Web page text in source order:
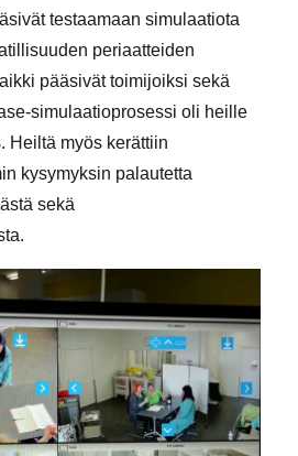
testaamaan simulaatiota
periaatteiden
pääsivät toimijoiksi sekä
simulaatioprosessi oli heille
Heiltä myös kerättiin
kysymyksin palautetta
sekä